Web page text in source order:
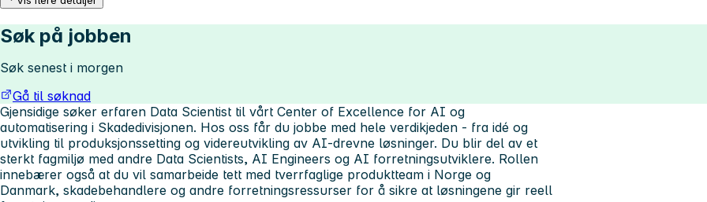
Søk på jobben
Søk senest i morgen
Gå til søknad
Gjensidige søker erfaren Data Scientist til vårt Center of Excellence for AI og
automatisering i Skadedivisjonen. Hos oss får du jobbe med hele verdikjeden - fra idé og
utvikling til produksjonssetting og videreutvikling av AI-drevne løsninger. Du blir del av et
sterkt fagmiljø med andre Data Scientists, AI Engineers og AI forretningsutviklere. Rollen
innebærer også at du vil samarbeide tett med tverrfaglige produktteam i Norge og
Danmark, skadebehandlere og andre forretningsressurser for å sikre at løsningene gir reell